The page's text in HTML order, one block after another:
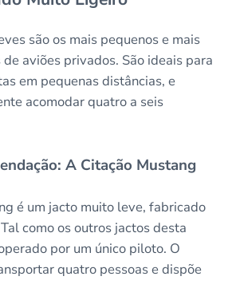
são os mais pequenos e mais
aviões privados. São ideais para
em pequenas distâncias, e
acomodar quatro a seis
A Citação Mustang
é um jacto muito leve, fabricado
como os outros jactos desta
por um único piloto. O
quatro pessoas e dispõe